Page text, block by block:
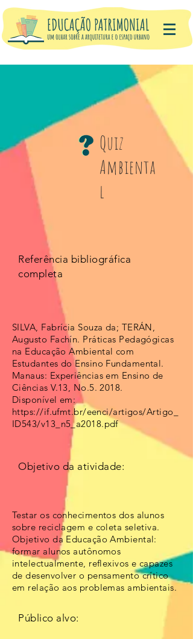
Referência bibliográfica
completa
SILVA, Fabrícia Souza da; TERÁN,
Augusto Fachín. Práticas Pedagógicas
na Educação Ambiental com
Estudantes do Ensino Fundamental.
Manaus: Experiências em Ensino de
Ciências V.13, No.5. 2018.
Disponível em:
https://if.ufmt.br/eenci/artigos/Artigo_
ID543/v13_n5_a2018.pdf
Objetivo da atividade:
Testar os conhecimentos dos alunos
sobre reciclagem e coleta seletiva.
Objetivo da Educação Ambiental:
formar alunos autônomos
intelectualmente, reflexivos e capazes
de desenvolver o pensamento crítico
em relação aos problemas ambientais.
Público alvo:
Quiz
Ambienta
l